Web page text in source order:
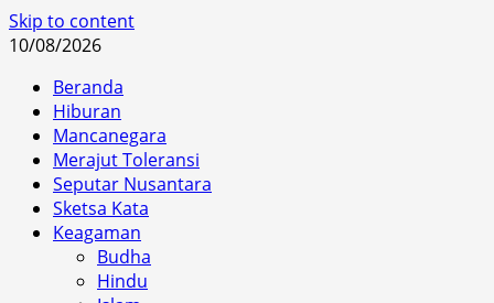
Skip to content
10/08/2026
Beranda
Hiburan
Mancanegara
Merajut Toleransi
Seputar Nusantara
Sketsa Kata
Keagaman
Budha
Hindu